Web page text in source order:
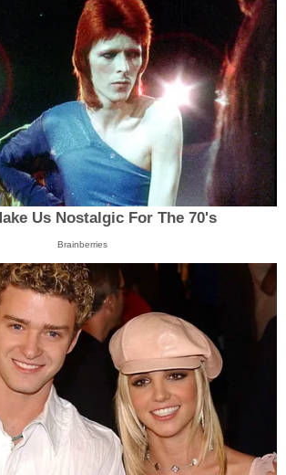
Us Nostalgic For The 70's
Brainberries